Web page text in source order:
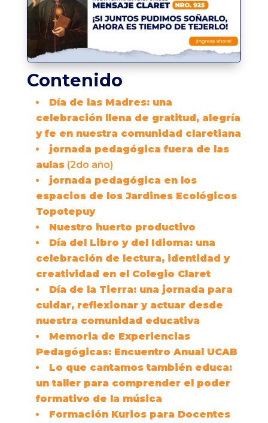
Contenido
Día de las Madres: una
celebración llena de gratitud, alegría
y fe en nuestra comunidad claretiana
jornada pedagógica fuera de las
aulas(2do año)
jornada pedagógica en los
espacios de los Jardines Ecológicos
Topotepuy
Nuestro huerto productivo
Día del Libro y del Idioma: una
celebración de lectura, identidad y
creatividad en el Colegio Claret
Día de la Tierra: una jornada para
cuidar, reflexionar y actuar desde
nuestra comunidad educativa
Memoria de Experiencias
Pedagógicas: Encuentro Anual UCAB
Lo que cantamos también educa:
un taller para comprender el poder
formativo de la música
Formación Kurios para Docentes